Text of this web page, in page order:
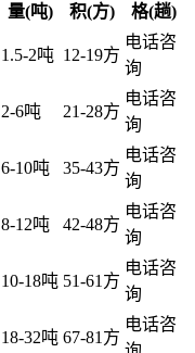
量(吨)
积(方)
格(趟)
1.5-2吨 12-19方
电话咨
询
2-6吨 21-28方
电话咨
询
6-10吨 35-43方
电话咨
询
8-12吨 42-48方
电话咨
询
10-18吨 51-61方
电话咨
询
18-32吨 67-81方
电话咨